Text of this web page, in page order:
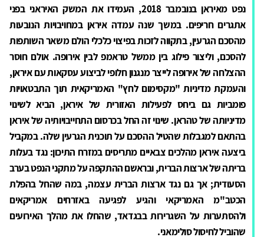
נפט מאיראן בנובמבר 2018, העמידו את המשק האיראני בפני
אתגרים חריפים. במשך שנה עמדה איראן במחויבויות הנובעות
מהסכם הגרעין, בתקווה לזכות בפיצוי כלכלי הולם משאר השותפות
להסכם, וליצור פילוג בין ממשל טראמפ לבין אירופה. אולם חוסר
ההצלחה של אירופה לייצר מנגנון חלופי לביצוע עסקאות עם איראן,
והעמקת מדיניות "מקסימום לחץ" האמריקאית תוך התבטאויות
פומביות גם ביחס לפעילות האזורית של איראן, הביא לשינוי
מדיניותה של טהראן. שינוי זה החל בכרסום התחייבויותיה של איראן
בהתאם למגבלות שהטיל ההסכם על תוכנית הגרעין שלה. במקביל
ביצעה איראן מהלכים צבאיים מתריסים במזרח התיכון: נגד בעלות
בריתה של ארצות הברית, ובראשם ההתקפה על מתקני הנפט בערב
הסעודית; אך גם נגד ארצות הברית עצמה, במה שהחל בהפלת
הכטב"מ האמריקאי והגיע לפגיעה באזרחים אמריקאים
ולהסתערות על השגרירות בבגדאד, שהחלו את מהלך האירועים
שהוביל לחיסול סולימאני.